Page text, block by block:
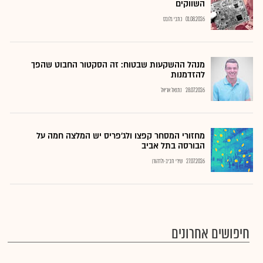
השווקים
01.08.2026 כתבי גלובס
מנהל ההשקעות שבטוח: זה הסקטור החבוט שהפך
להזדמנות
28.07.2026 נתנאל אריאל
מחזורי המסחר קפצו ולג'פריס יש המלצה חמה על
הבורסה בתל אביב
27.07.2026 שירי חביב-ולדהורן
חיפושים אחרונים